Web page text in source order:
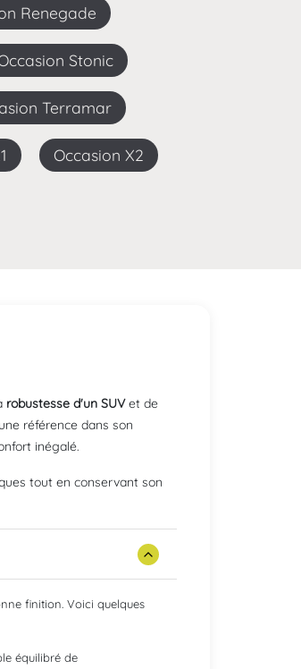
Renegade
Occasion Stonic
Terramar
Occasion X2
robustesse d'un SUVet de
référence dans son
inégalé.
tout en conservant son
finition. Voici quelques
équilibré de